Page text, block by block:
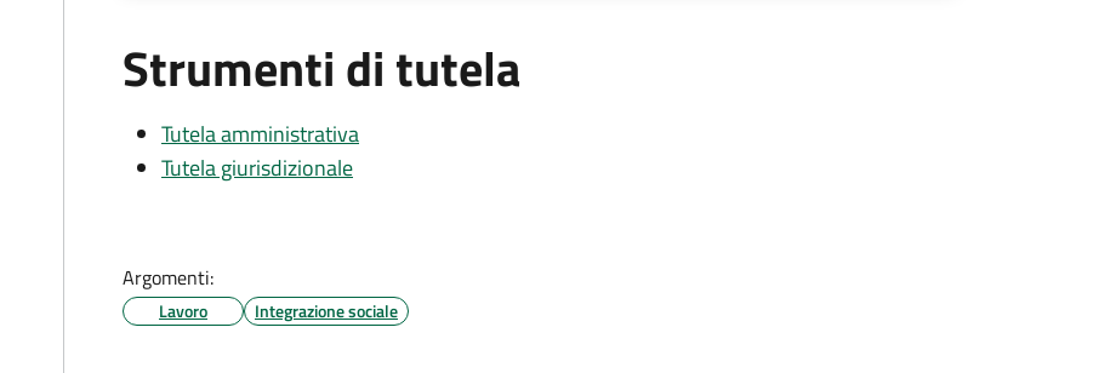
Strumenti di tutela
Tutela amministrativa
Tutela giurisdizionale
Argomenti:
Lavoro Integrazione sociale